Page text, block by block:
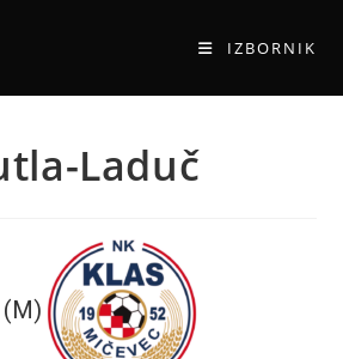
IZBORNIK
Laduč
(M)